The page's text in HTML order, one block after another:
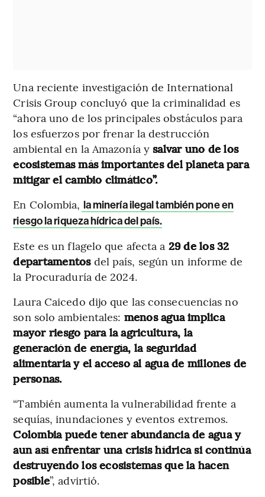
Una reciente investigación de International
Crisis Group concluyó que la criminalidad es
“ahora uno de los principales obstáculos para
los esfuerzos por frenar la destrucción
ambiental en la Amazonía ysalvar uno de los
ecosistemas más importantes del planeta para
mitigar el cambio climático”.
En Colombia, la minería ilegal también pone en
riesgo la riqueza hídrica del país.
Este es un flagelo que afecta a 29 de los 32
departamentosdel país, según un informe de
la Procuraduría de 2024.
Laura Caicedo dijo que las consecuencias no
son solo ambientales: menos agua implica
mayor riesgo para la agricultura, la
generación de energía, la seguridad
alimentaria y el acceso al agua de millones de
personas.
“También aumenta la vulnerabilidad frente a
sequías, inundaciones y eventos extremos.
Colombia puede tener abundancia de agua y
aun así enfrentar una crisis hídrica si continúa
destruyendo los ecosistemas que la hacen
posible”, advirtió.